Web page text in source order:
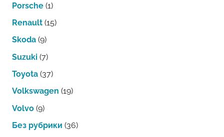
Porsche (1)
Renault (15)
Skoda (9)
Suzuki (7)
Toyota (37)
Volkswagen (19)
Volvo (9)
Без рубрики (36)